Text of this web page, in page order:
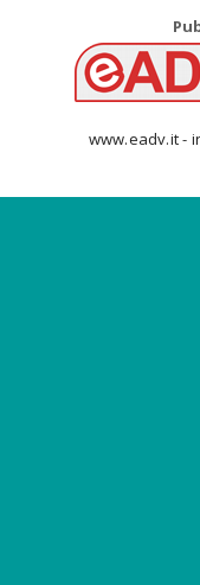
www.eadv.it -